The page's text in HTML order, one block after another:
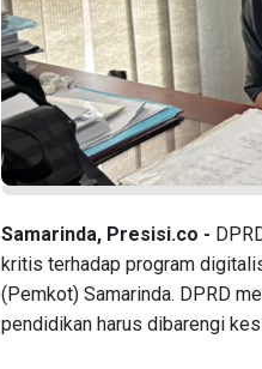
Samarinda, Presisi.co -
kritis terhadap program
(Pemkot) Samarinda. DPRD
pendidikan harus dibarengi